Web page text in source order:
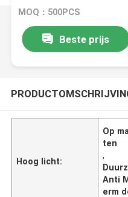
MOQ：500PCS
Beste prijs
Hoog licht:
Op
ten
,
Anti
erm